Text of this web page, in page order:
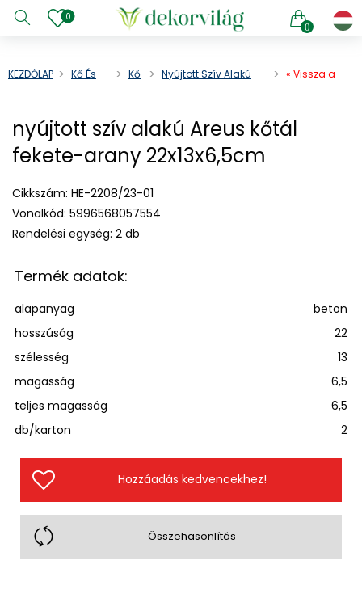
0
0
KEZDŐLAP
Kő És
Kő
Nyújtott Szív Alakú
« Vissza a
menu
menu
menu
menu
menu
nyújtott szív alakú Areus kőtál
fekete-arany 22x13x6,5cm
Cikkszám: HE-2208/23-01
Vonalkód: 5996568057554
Rendelési egység: 2 db
Termék adatok:
alapanyag
beton
hosszúság
22
szélesség
13
magasság
6,5
teljes magasság
6,5
db/karton
2
Hozzáadás kedvencekhez!
Összehasonlítás